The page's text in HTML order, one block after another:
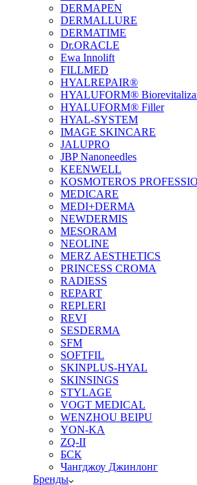
DERMAPEN
DERMALLURE
DERMATIME
Dr.ORACLE
Ewa Innolift
FILLMED
НYALREPAIR®
HYALUFORM®
HYALUFORM® Filler
HYAL-SYSTEM
IMAGE SKINCARE
JALUPRO
JBP Nanoneedles
KEENWELL
KOSMOTEROS
MEDICARE
MEDI+DERMA
NEWDERMIS
MESORAM
NEOLINE
MERZ AESTHETICS
PRINCESS CROMA
RADIESS
REPART
REPLERI
REVI
SESDERMA
SFM
SOFTFIL
SKINPLUS-HYAL
SKINSINGS
STYLAGE
VOGT MEDICAL
WENZHOU BEIPU
YON-KA
ZQ-II
БСК
Чангджоу Джинлонг
Бренды